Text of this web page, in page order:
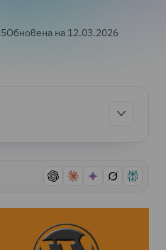
Обновена на 12.03.2026